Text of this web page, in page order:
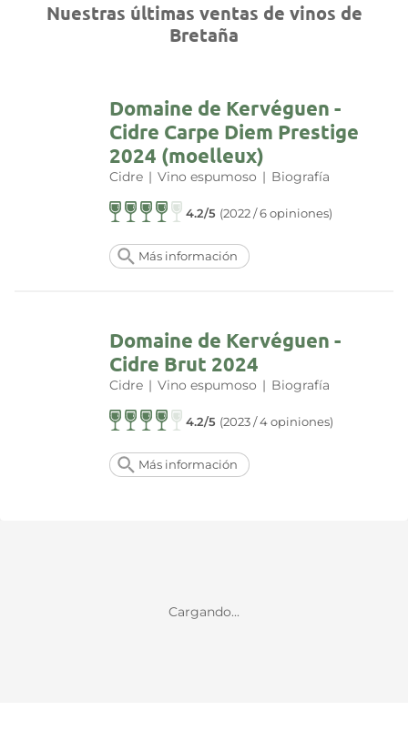
Nuestras últimas ventas de vinos de
Bretaña
Domaine de Kervéguen -
Cidre Carpe Diem Prestige
2024 (moelleux)
Cidre | Vino espumoso | Biografía
4.2/5 (2022 / 6 opiniones)
Más información
Domaine de Kervéguen -
Cidre Brut 2024
Cidre | Vino espumoso | Biografía
4.2/5 (2023 / 4 opiniones)
Más información
Cargando...